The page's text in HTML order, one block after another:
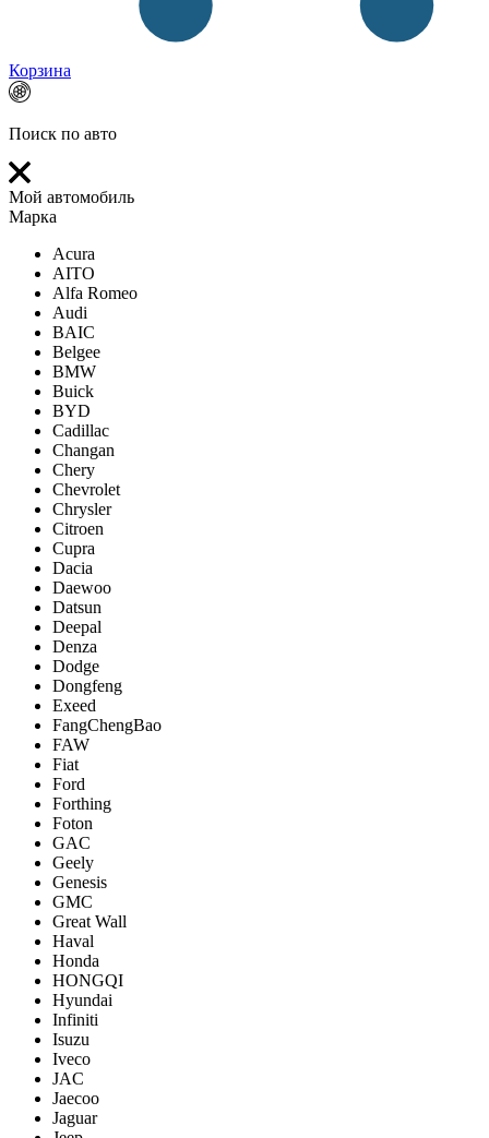
Корзина
Поиск по авто
Мой автомобиль
Марка
Acura
AITO
Alfa Romeo
Audi
BAIC
Belgee
BMW
Buick
BYD
Cadillac
Changan
Chery
Chevrolet
Chrysler
Citroen
Cupra
Dacia
Daewoo
Datsun
Deepal
Denza
Dodge
Dongfeng
Exeed
FangChengBao
FAW
Fiat
Ford
Forthing
Foton
GAC
Geely
Genesis
GMC
Great Wall
Haval
Honda
HONGQI
Hyundai
Infiniti
Isuzu
Iveco
JAC
Jaecoo
Jaguar